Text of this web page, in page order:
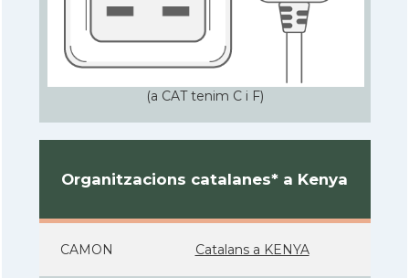
(a CAT tenim C i F)
Organitzacions catalanes* a Kenya
CAMON Catalans a KENYA